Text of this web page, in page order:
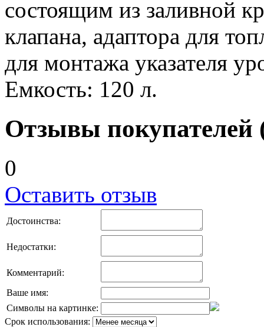
состоящим из заливной
клапана, адаптора для
для монтажа указателя
Емкость: 120 л.
Отзывы покупателей
0
Оставить отзыв
Достоинства:
Недостатки:
Комментарий:
Ваше имя:
Символы на картинке:
Срок использования: